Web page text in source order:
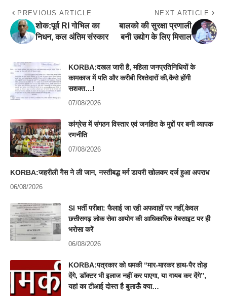
PREVIOUS ARTICLE
शोक:पूर्व RI गोभिल का
निधन, कल अंतिम संस्कार
NEXT ARTICLE
बालको की सुरक्षा प्रणाली
बनी उद्योग के लिए मिसाल
KORBA:दखल जारी है, महिला जनप्रतिनिधियों के
कामकाज में पति और करीबी रिश्तेदारों की,कैसे होंगी
सशक्त…!
07/08/2026
कांग्रेस में संगठन विस्तार एवं जनहित के मुद्दों पर बनी व्यापक
रणनीति
07/08/2026
KORBA:जहरीली गैस ने ली जान, नस्तीबद्ध मर्ग डायरी खोलकर दर्ज हुआ अपराध
06/08/2026
SI भर्ती परीक्षा: फैलाई जा रही अफवाहों पर नहीं,केवल
छत्तीसगढ़ लोक सेवा आयोग की आधिकारिक वेबसाइट पर ही
भरोसा करें
06/08/2026
KORBA:पत्रकार को धमकी “मार-मारकर हाथ-पैर तोड़
देंगे, डॉक्टर भी इलाज नहीं कर पाएगा, या गायब कर देंगे”,
यहां का टीआई दोस्त है बुलाऊँ क्या…